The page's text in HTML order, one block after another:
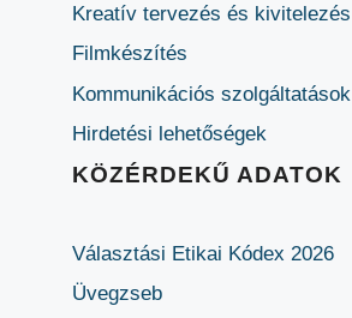
Kreatív tervezés és kivitelezés
Filmkészítés
Kommunikációs szolgáltatások
Hirdetési lehetőségek
KÖZÉRDEKŰ ADATOK
Választási Etikai Kódex 2026
Üvegzseb